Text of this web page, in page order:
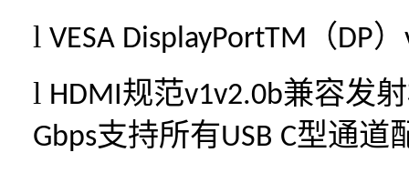
l VESA DisplayPortTM （DP）
l HDMI规范v1v2.0b兼容发
Gbps支持所有USB C型通道